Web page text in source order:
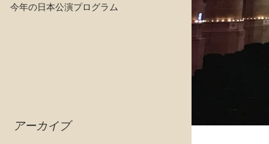
今年の日本公演プログラム
アーカイブ